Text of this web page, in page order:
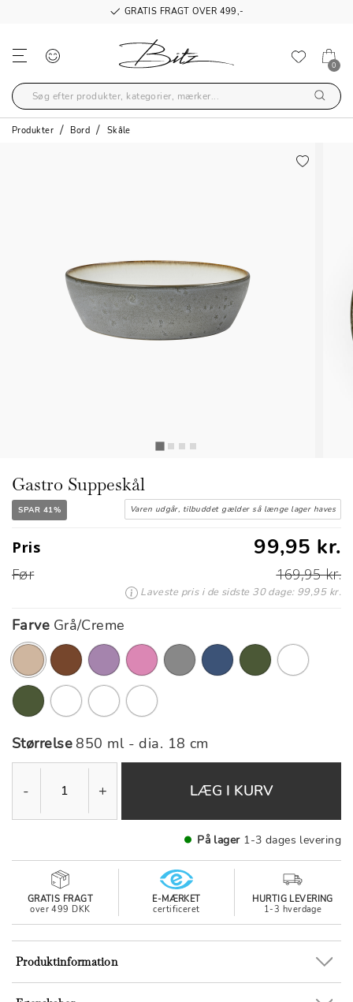
GRATIS FRAGT OVER 499,-
0
Produkter Bord Skåle
Gastro Suppeskål
SPAR 41% Varen udgår, tilbuddet gælder så længe lager haves
Pris 99,95 kr.
Før 169,95 kr.
Laveste pris i de sidste 30 dage: 99,95 kr.
Farve Grå/Creme
valgte
Størrelse 850 ml - dia. 18 cm
- + LÆG I KURV
På lager 1-3 dages levering
GRATIS FRAGT
over 499 DKK
E-MÆRKET
certificeret
HURTIG LEVERING
1-3 hverdage
Produktinformation